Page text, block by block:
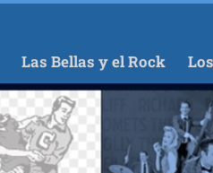
Las Bellas y el Rock